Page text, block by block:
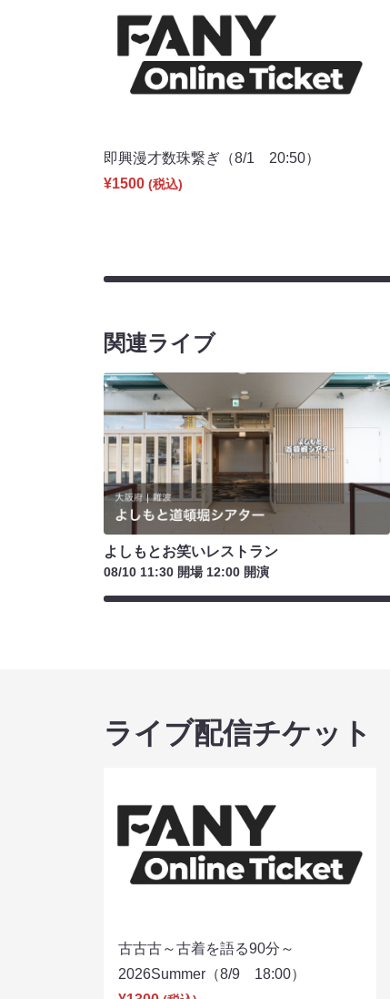
即興漫才数珠繋ぎ（8/1 20:50）
¥1500 (税込)
関連ライブ
よしもとお笑いレストラン
08/10 11:30 開場 12:00 開演
ライブ配信チケット
古古古～古着を語る90分～
2026Summer（8/9 18:00）